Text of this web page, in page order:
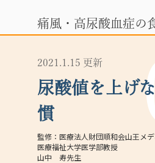
痛風・高尿酸血症の
2021.1.15 更新
尿酸値を上げ
慣
医療法人財団順和会山王メ
医療福祉大学医学部教授
山中 寿先生